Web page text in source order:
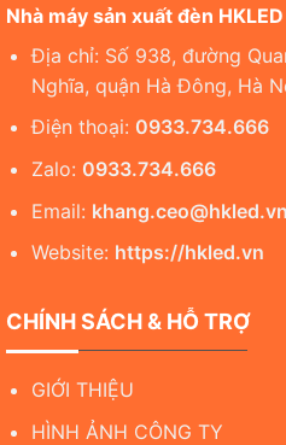
Nhà máy sản xuất đèn HKLED
Địa chỉ: Số 938, đường
Nghĩa, quận Hà Đông, Hà
Điện thoại: 0933.734.666
Zalo: 0933.734.666
Email: khang.ceo@hkled.vn
Website: https://hkled.vn
CHÍNH SÁCH & HỖ TRỢ
GIỚI THIỆU
HÌNH ẢNH CÔNG TY